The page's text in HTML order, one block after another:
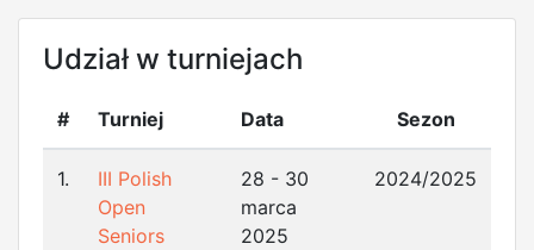
Udział w turniejach
# Turniej Data Sezon
1.
III Polish
Open
Seniors
28 - 30
marca
2025
2024/2025